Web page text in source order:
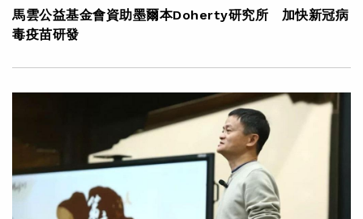
馬雲公益基金會資助墨爾本Doherty研究所 加快新冠病
毒疫苗研發